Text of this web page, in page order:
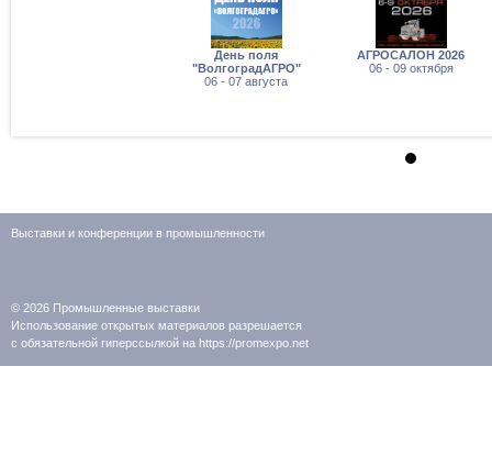
День поля
"ВолгоградАГРО"
06 - 07 августа
АГРОСАЛОН 2026
06 - 09 октября
Выставки и конференции в промышленности
© 2026 Промышленные выставки
Использование открытых материалов разрешается
с обязательной гиперссылкой на https://promexpo.net